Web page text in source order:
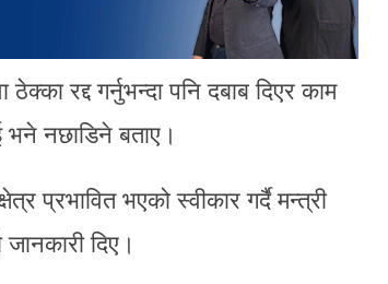
रद्द गर्नुभन्दा पनि दबाब दिएर काम
भने नछाडिने बताए।
प्रभावित भएको स्वीकार गर्दै मन्त्री
दिए।